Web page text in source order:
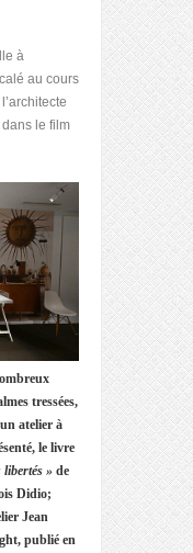
à
au cours
le film
tressées,
atelier à
le livre
libertés » de
Didio;
Jean
publié en